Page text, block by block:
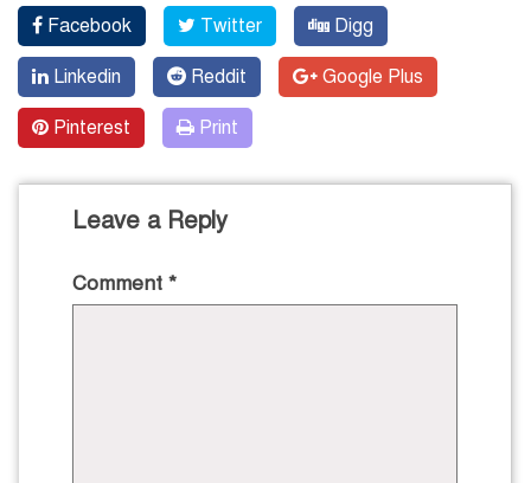
Facebook Twitter Digg
Linkedin Reddit Google Plus
Pinterest Print
Leave a Reply
Comment *